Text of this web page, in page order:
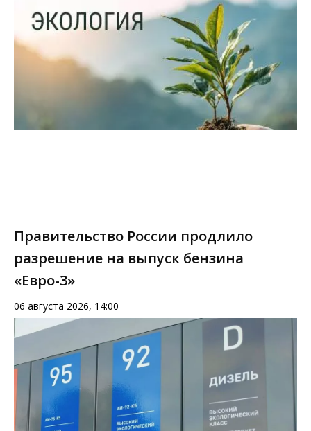
Правительство России продлило
разрешение на выпуск бензина
«Евро-3»
06 августа 2026, 14:00